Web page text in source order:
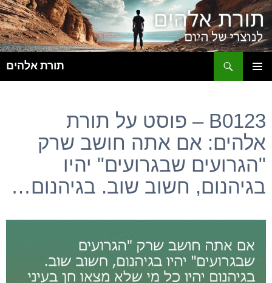
תורת אלהים
B0123 – פוסט על תורת
אלהים: אם אתה חושב שרק
"הגרועים שבגרועים" יהיו
בגיהנום, חשוב שוב. בגיהנום…